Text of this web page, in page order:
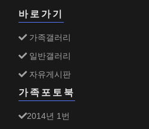
바로가기
가족갤러리
일반갤러리
자유게시판
가족포토북
2014년 1번